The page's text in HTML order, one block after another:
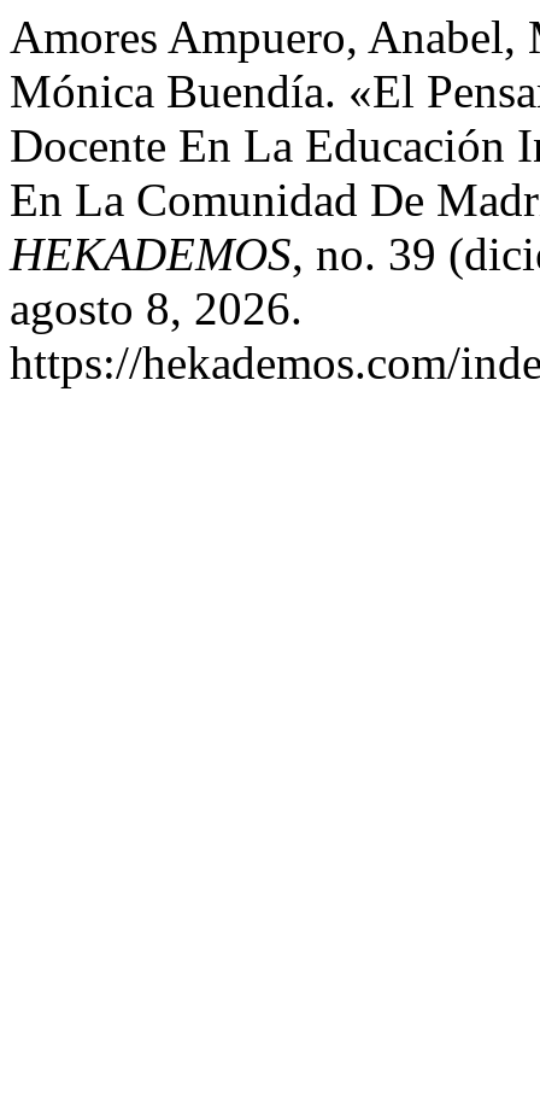
Amores Ampuero, Anabel,
Mónica Buendía. «El
Docente En La Educación
En La Comunidad De
HEKADEMOS, no. 39
agosto 8, 2026.
https://hekademos.com/